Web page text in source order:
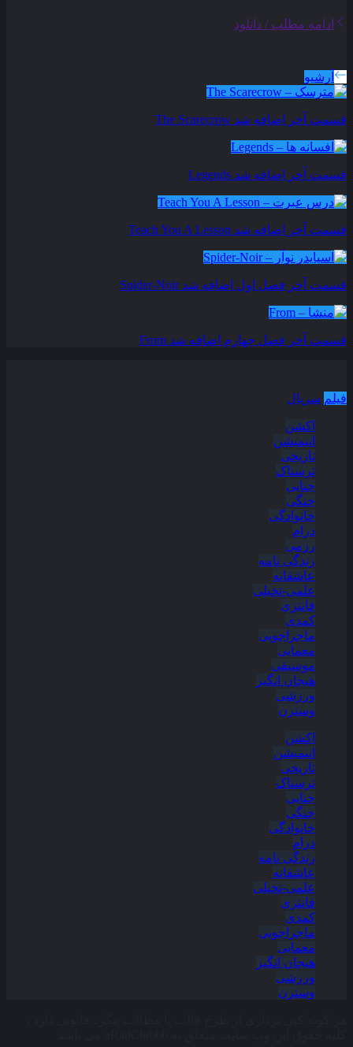
ادامه مطلب / دانلود
آرشیو
قسمت آخر اضافه شد The Scarecrow
قسمت آخر اضافه شد Legends
قسمت آخر اضافه شد Teach You A Lesson
قسمت آخر فصل اول اضافه شد Spider-Noir
قسمت آخر فصل چهارم اضافه شد From
فیلم سریال
اکشن
انیمیشن
تاریخی
ترسناک
جنایی
جنگی
خانوادگی
درام
رزمی
زندگی نامه
عاشقانه
علمی-تخیلی
فانتزی
کمدی
ماجراجویی
معمایی
موسیقی
هیجان انگیز
ورزشی
وسترن
اکشن
انیمیشن
تاریخی
ترسناک
جنایی
جنگی
خانوادگی
درام
زندگی نامه
عاشقانه
علمی-تخیلی
فانتزی
کمدی
ماجراجویی
معمایی
هیجان انگیز
ورزشی
وسترن